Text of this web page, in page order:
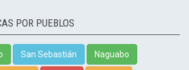
POR PUEBLOS
San Sebastián Naguabo